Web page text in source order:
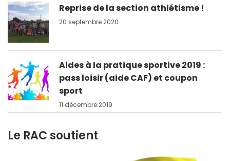
Reprise de la section athlétisme !
20 septembre 2020
Aides à la pratique sportive 2019 :
pass loisir (aide CAF) et coupon
sport
11 décembre 2019
Le RAC soutient